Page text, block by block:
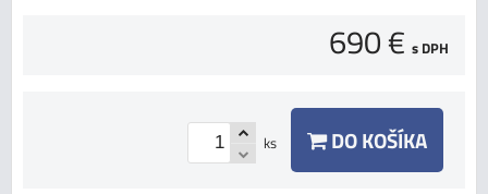
690 € s DPH
ks DO KOŠÍKA